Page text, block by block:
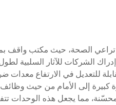
تراعي الصحة، حيث مكتب واقف
الشركات للآثار السلبية
للتعديل في الارتفاع معدات
كبيرة إلى الأمام من حيث
محسّنة، مما يجعل هذه الوحدات